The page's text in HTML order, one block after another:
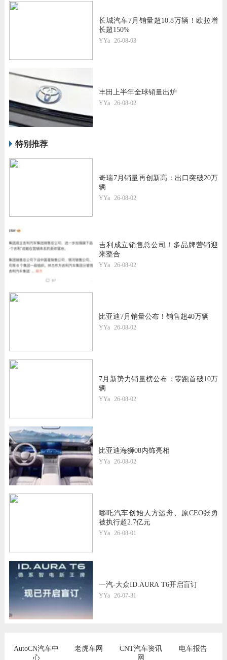
长城汽车7月销量超10.8万辆！欧拉增
长超150%
YYa 26-08-03
丰田上半年全球销量出炉
YYa 26-08-02
特别推荐
奇瑞7月销量再创新高：出口突破20万
辆
YYa 26-08-02
吉利成立销售总公司！多品牌营销迎
来整合
YYa 26-08-02
比亚迪7月销量公布！销售超40万辆
YYa 26-08-02
7月新势力销量榜公布：零跑首破10万
辆
YYa 26-08-02
比亚迪海狮08内饰亮相
YYa 26-08-02
哪吒汽车创始人方运舟、原CEO张勇
被执行超2.7亿元
YYa 26-08-01
一汽-大众ID.AURA T6开启盲订
YYa 26-07-31
AutoCN汽车中
心
老虎车网
CNT汽车资讯
网
电车报告